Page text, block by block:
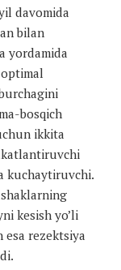
davomida
bilan
yordamida
bosqich
ikkita
kuchaytiruvchi.
kesish yo’li
esa rezektsiya